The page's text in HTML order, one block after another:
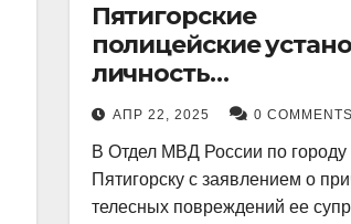
Пятигорские
полицейские
личность
злоумышленника,
причинившего
повреждения
жителю
АПР 22, 2025 0 COMMENTS
В Отдел МВД России по городу
Пятигорску с заявлением о
телесных повреждений ее